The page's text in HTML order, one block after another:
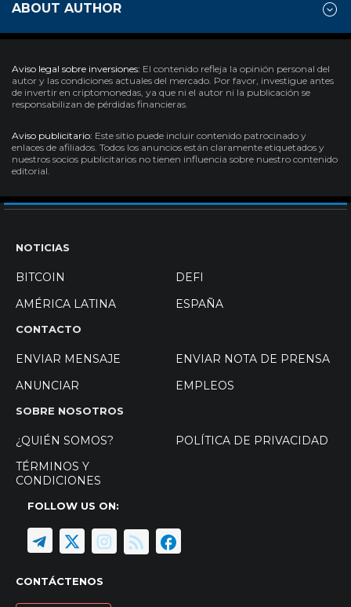
ABOUT AUTHOR
Aviso legal sobre inversiones: El contenido refleja la opinión personal del
autor y las condiciones actuales del mercado. Por favor, investigue antes
de invertir en criptomonedas, ya que ni el autor ni la publicación se
responsabilizan de pérdidas financieras.
Aviso publicitario: Este sitio puede incluir contenido patrocinado y
enlaces de afiliados. Todos los anuncios están claramente etiquetados y
nuestros socios publicitarios no tienen influencia sobre nuestro contenido
editorial.
NOTICIAS
BITCOIN
DEFI
AMÉRICA LATINA
ESPAÑA
CONTACTO
ENVIAR MENSAJE
ENVIAR NOTA DE PRENSA
ANUNCIAR
EMPLEOS
SOBRE NOSOTROS
¿QUIÉN SOMOS?
POLÍTICA DE PRIVACIDAD
TÉRMINOS Y
CONDICIONES
FOLLOW US ON:
CONTÁCTENOS